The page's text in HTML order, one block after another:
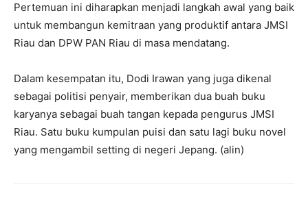
Pertemuan ini diharapkan menjadi langkah awal yang baik
untuk membangun kemitraan yang produktif antara JMSI
Riau dan DPW PAN Riau di masa mendatang.
Dalam kesempatan itu, Dodi Irawan yang juga dikenal
sebagai politisi penyair, memberikan dua buah buku
karyanya sebagai buah tangan kepada pengurus JMSI
Riau. Satu buku kumpulan puisi dan satu lagi buku novel
yang mengambil setting di negeri Jepang. (alin)